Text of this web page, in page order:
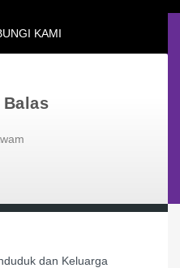
KAMI
dan Keluarga